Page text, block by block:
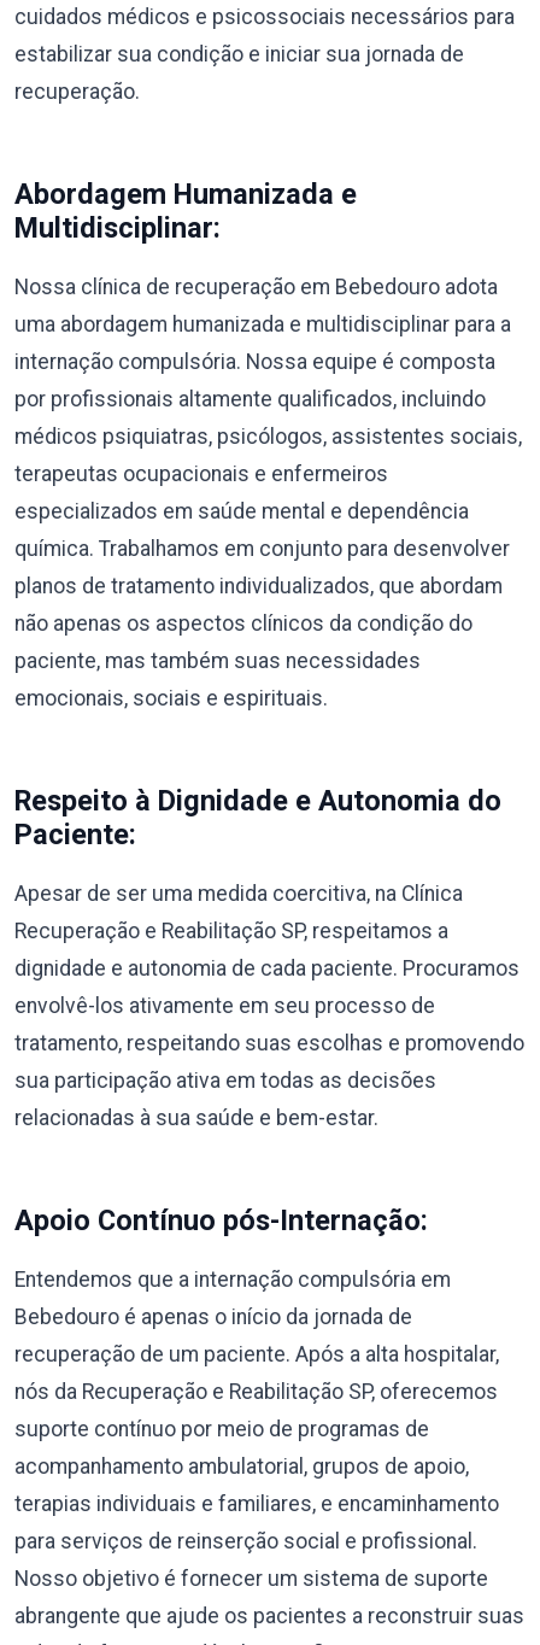
cuidados médicos e psicossociais necessários para
estabilizar sua condição e iniciar sua jornada de
recuperação.
Abordagem Humanizada e
Multidisciplinar:
Nossa clínica de recuperação em Bebedouro adota
uma abordagem humanizada e multidisciplinar para a
internação compulsória. Nossa equipe é composta
por profissionais altamente qualificados, incluindo
médicos psiquiatras, psicólogos, assistentes sociais,
terapeutas ocupacionais e enfermeiros
especializados em saúde mental e dependência
química. Trabalhamos em conjunto para desenvolver
planos de tratamento individualizados, que abordam
não apenas os aspectos clínicos da condição do
paciente, mas também suas necessidades
emocionais, sociais e espirituais.
Respeito à Dignidade e Autonomia do
Paciente:
Apesar de ser uma medida coercitiva, na Clínica
Recuperação e Reabilitação SP, respeitamos a
dignidade e autonomia de cada paciente. Procuramos
envolvê-los ativamente em seu processo de
tratamento, respeitando suas escolhas e promovendo
sua participação ativa em todas as decisões
relacionadas à sua saúde e bem-estar.
Apoio Contínuo pós-Internação:
Entendemos que a internação compulsória em
Bebedouro é apenas o início da jornada de
recuperação de um paciente. Após a alta hospitalar,
nós da Recuperação e Reabilitação SP, oferecemos
suporte contínuo por meio de programas de
acompanhamento ambulatorial, grupos de apoio,
terapias individuais e familiares, e encaminhamento
para serviços de reinserção social e profissional.
Nosso objetivo é fornecer um sistema de suporte
abrangente que ajude os pacientes a reconstruir suas